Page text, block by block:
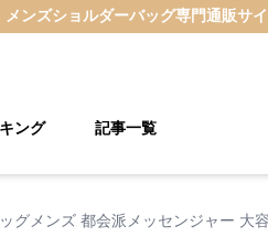
メンズショルダーバッグ専門通販サイ
ング 記事一覧
グメンズ 都会派メッセンジャー 大